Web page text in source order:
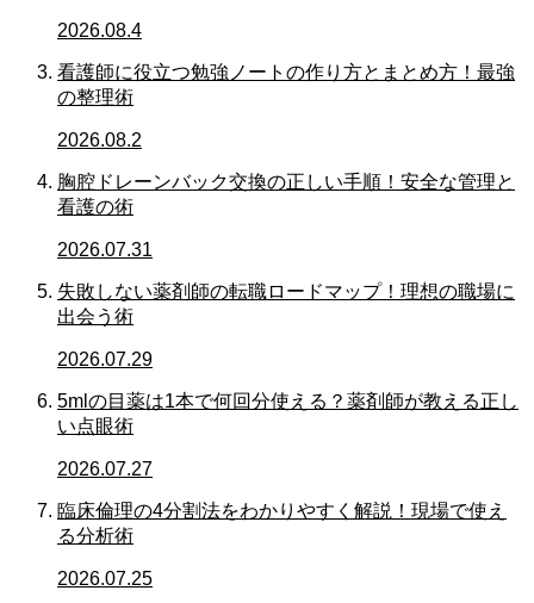
2026.08.4
看護師に役立つ勉強ノートの作り方とまとめ方！最強
の整理術
2026.08.2
胸腔ドレーンバック交換の正しい手順！安全な管理と
看護の術
2026.07.31
失敗しない薬剤師の転職ロードマップ！理想の職場に
出会う術
2026.07.29
5mlの目薬は1本で何回分使える？薬剤師が教える正し
い点眼術
2026.07.27
臨床倫理の4分割法をわかりやすく解説！現場で使え
る分析術
2026.07.25